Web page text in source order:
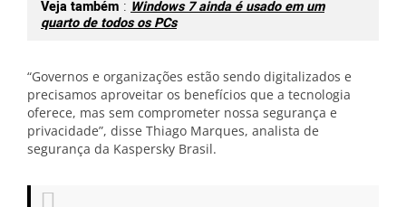
Veja também : Windows 7 ainda é usado em um
quarto de todos os PCs
“Governos e organizações estão sendo digitalizados e
precisamos aproveitar os benefícios que a tecnologia
oferece, mas sem comprometer nossa segurança e
privacidade”, disse Thiago Marques, analista de
segurança da Kaspersky Brasil.